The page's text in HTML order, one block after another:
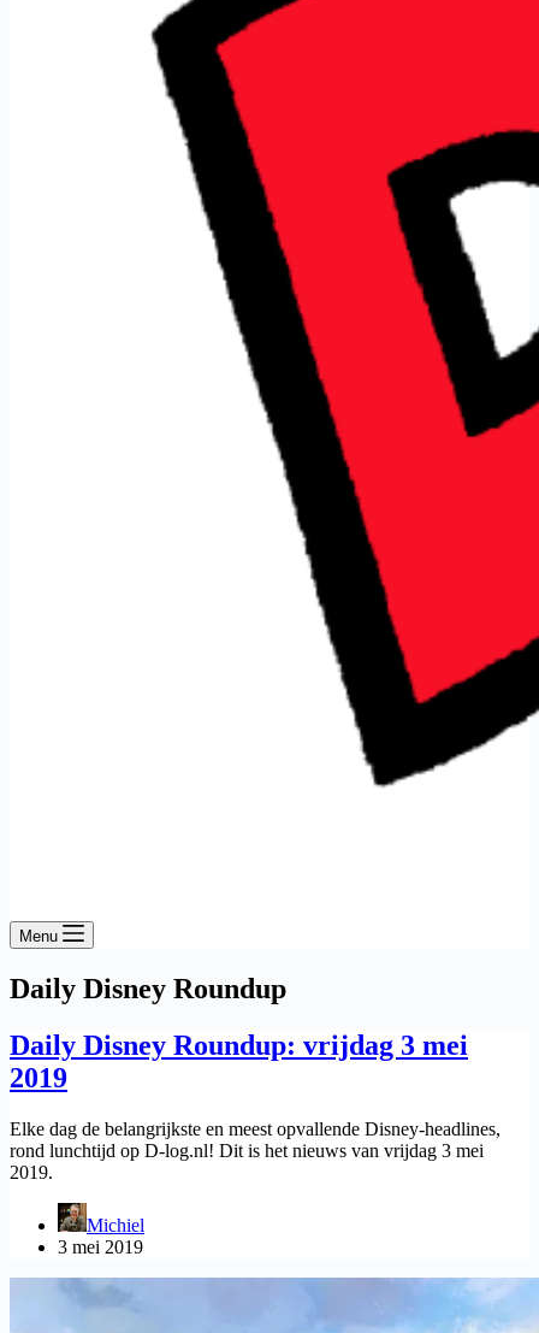
Menu
Daily Disney Roundup
Daily Disney Roundup: vrijdag 3 mei
2019
Elke dag de belangrijkste en meest opvallende Disney-headlines,
rond lunchtijd op D-log.nl! Dit is het nieuws van vrijdag 3 mei
2019.
Michiel
3 mei 2019